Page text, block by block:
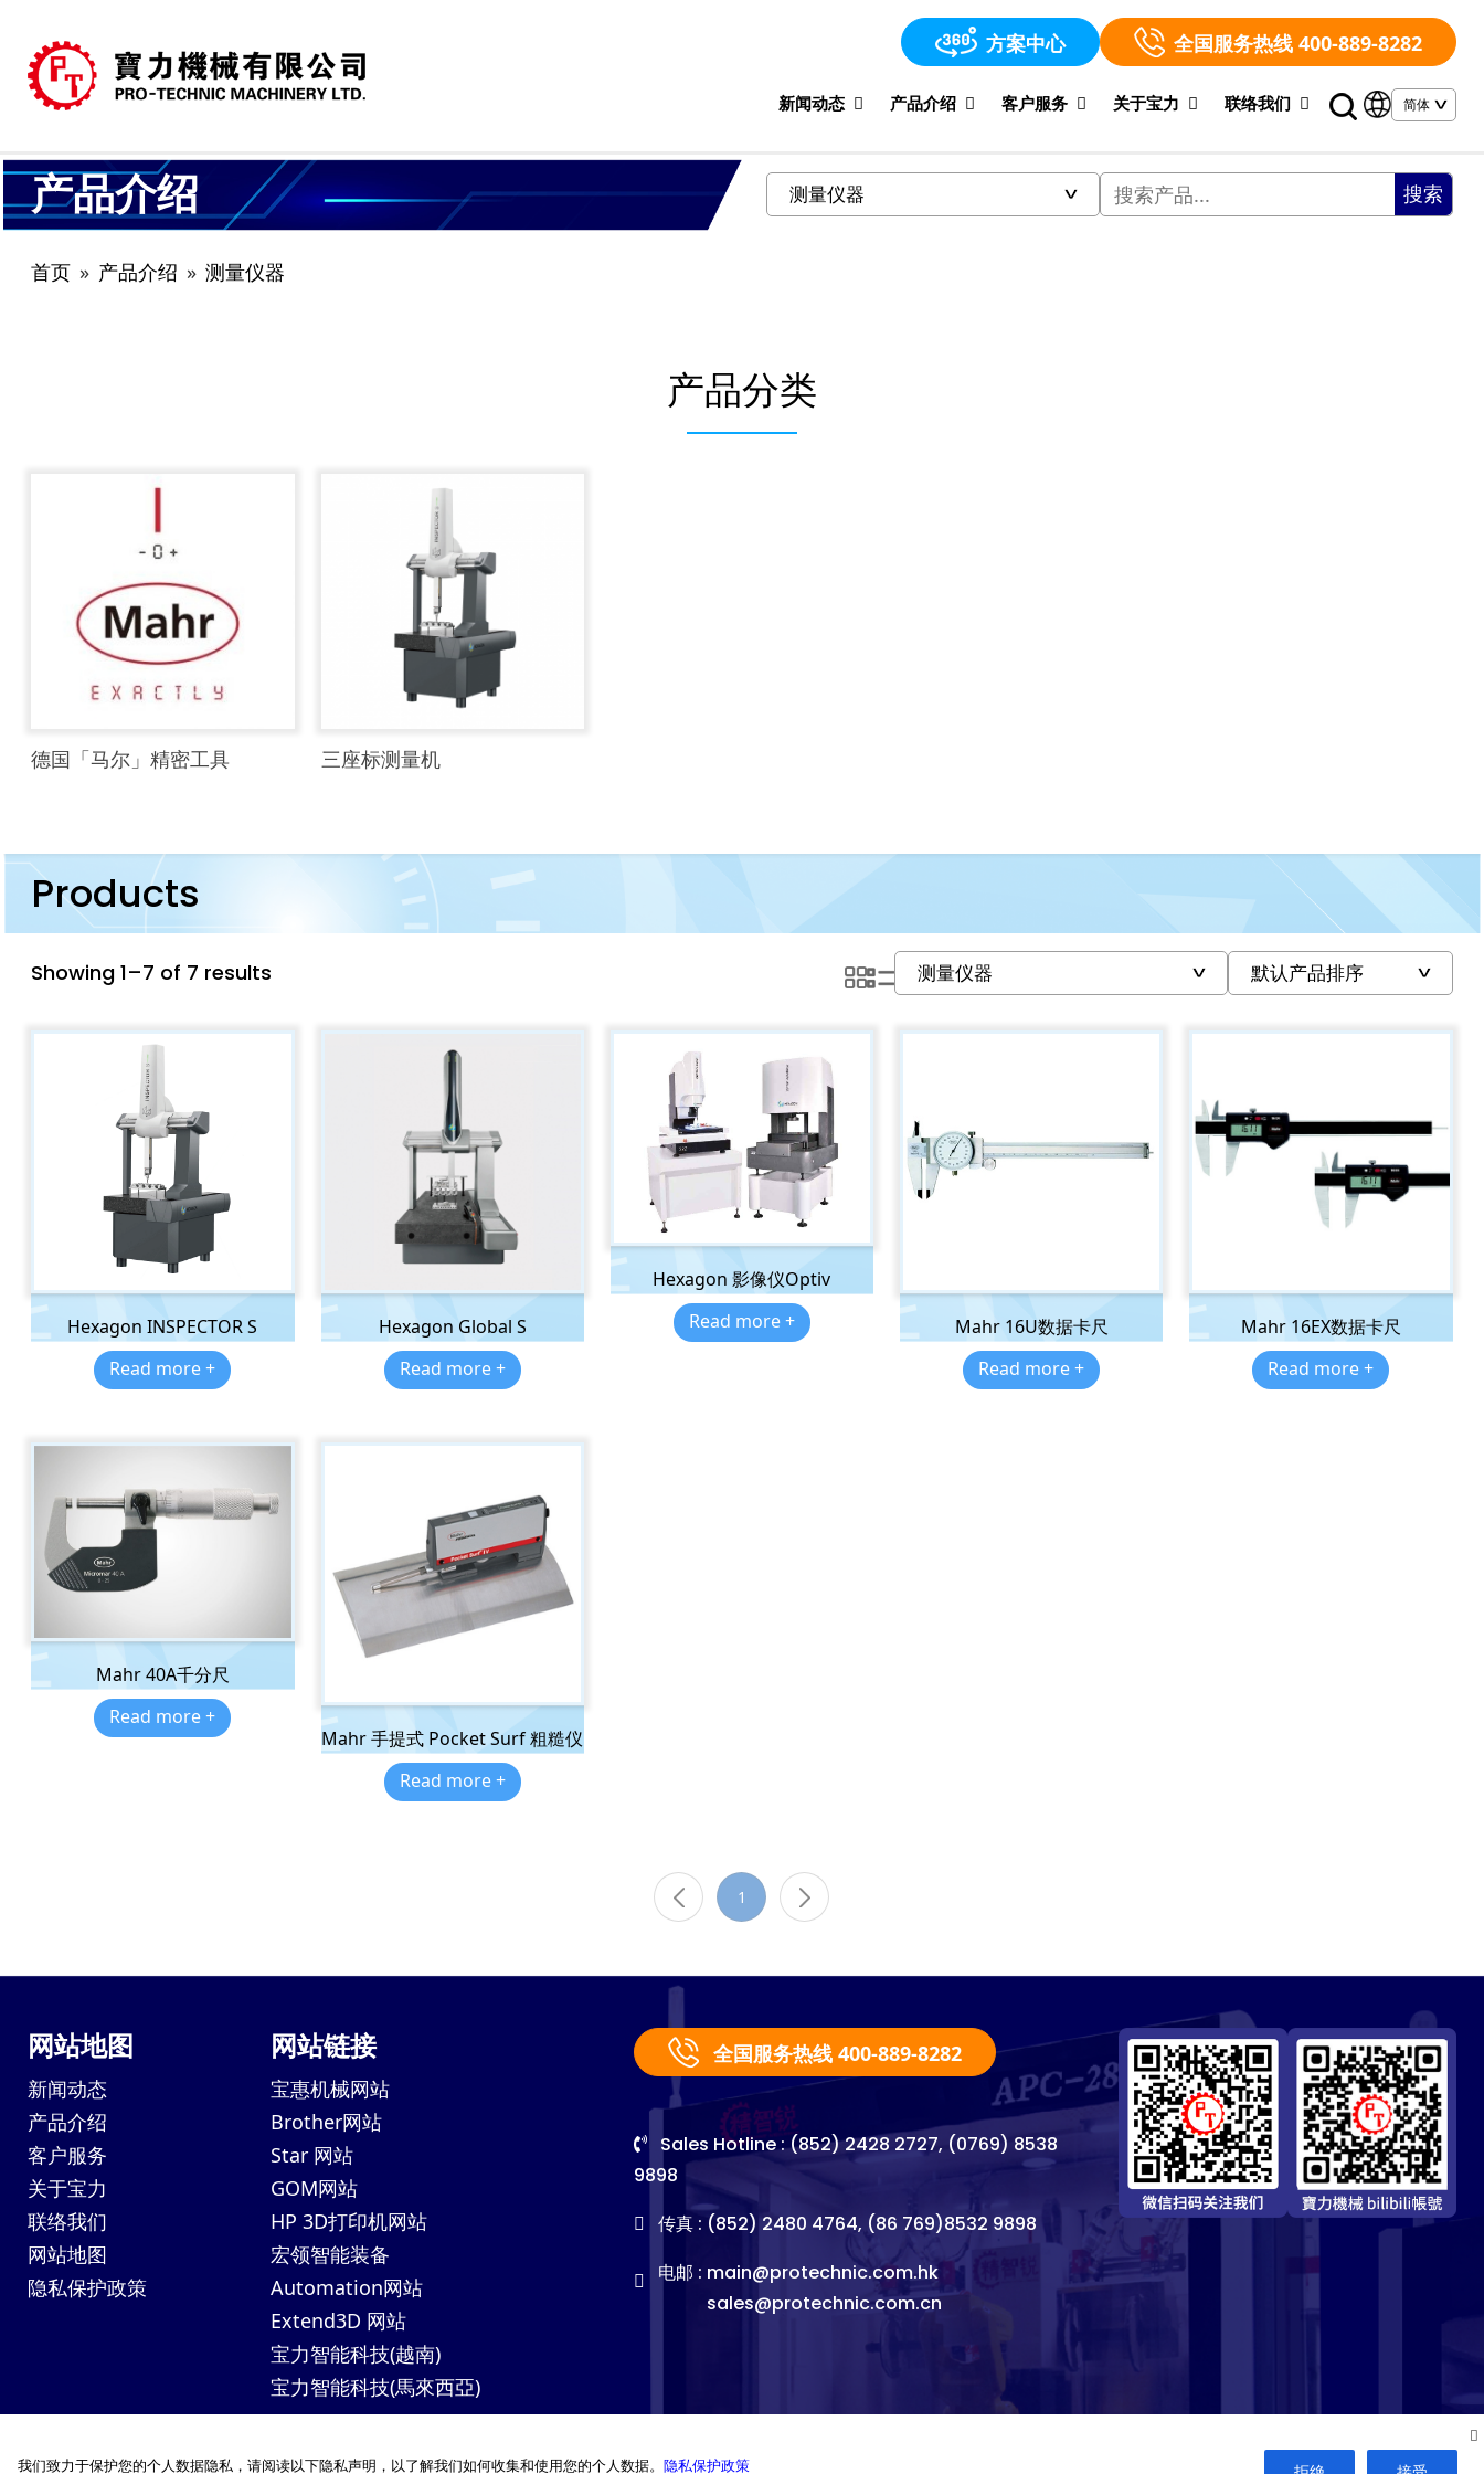
方案中心 全国服务热线 400-889-8282
新闻动态 产品介绍 客户服务 关于宝力 联络我们
产品介绍 搜索
首页 产品介绍 测量仪器
产品分类
德国「马尔」精密工具 三座标测量机
Products
Showing 1–7 of 7 results
Hexagon INSPECTOR S
Read more +
Hexagon Global S
Read more +
Hexagon 影像仪Optiv
Read more +
Mahr 16U数据卡尺
Read more +
Mahr 16EX数据卡尺
Read more +
Mahr 40A千分尺
Read more +
Mahr 手提式 Pocket Surf 粗糙仪
Read more +
1
网站地图
新闻动态
产品介绍
客户服务
关于宝力
联络我们
网站地图
隐私保护政策
网站链接
宝惠机械网站
Brother网站
Star 网站
GOM网站
HP 3D打印机网站
宏领智能装备
Automation网站
Extend3D 网站
宝力智能科技(越南)
宝力智能科技(馬來西亞)
全国服务热线 400-889-8282
Sales Hotline : (852) 2428 2727, (0769) 8538
9898
传真 : (852) 2480 4764, (86 769)8532 9898
电邮 : main@protechnic.com.hk
sales@protechnic.com.cn
我们致力于保护您的个人数据隐私，请阅读以下隐私声明，以了解我们如何收集和使用您的个人数据。 隐私保护政策